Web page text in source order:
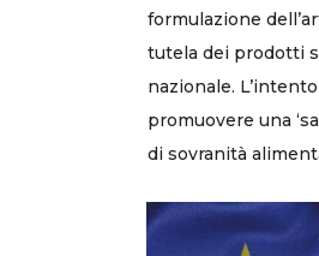
formulazione
tutela dei prodotti
nazionale.
promuovere una
di sovranità